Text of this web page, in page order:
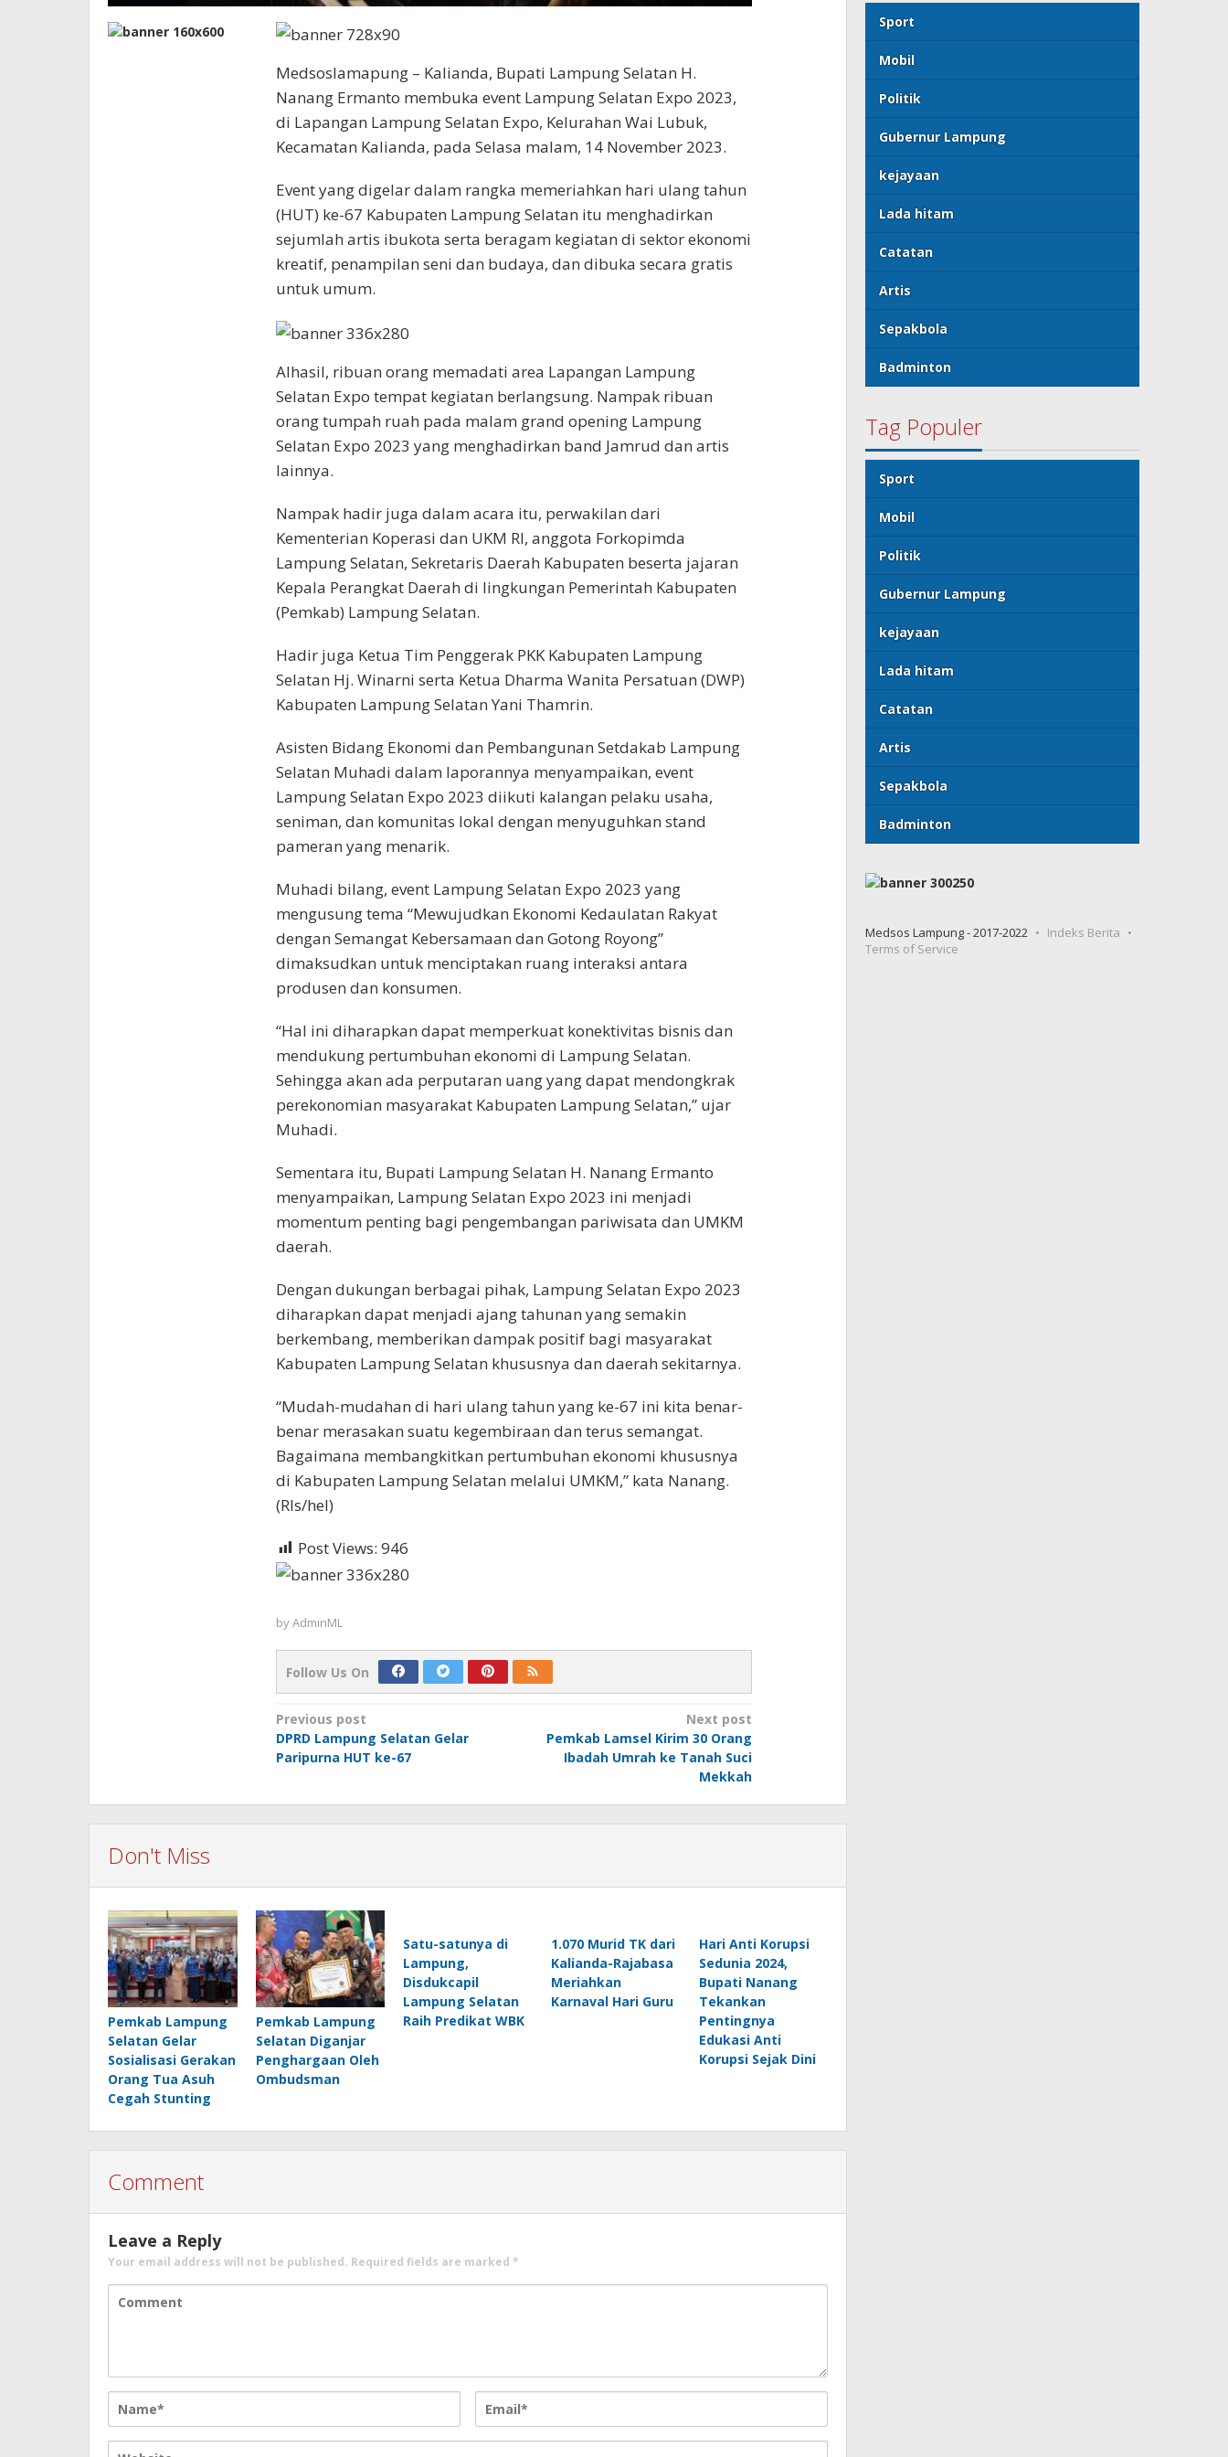
Medsoslamapung – Kalianda, Bupati Lampung Selatan H.
Nanang Ermanto membuka event Lampung Selatan Expo 2023,
di Lapangan Lampung Selatan Expo, Kelurahan Wai Lubuk,
Kecamatan Kalianda, pada Selasa malam, 14 November 2023.
Event yang digelar dalam rangka memeriahkan hari ulang tahun
(HUT) ke-67 Kabupaten Lampung Selatan itu menghadirkan
sejumlah artis ibukota serta beragam kegiatan di sektor ekonomi
kreatif, penampilan seni dan budaya, dan dibuka secara gratis
untuk umum.
Alhasil, ribuan orang memadati area Lapangan Lampung
Selatan Expo tempat kegiatan berlangsung. Nampak ribuan
orang tumpah ruah pada malam grand opening Lampung
Selatan Expo 2023 yang menghadirkan band Jamrud dan artis
lainnya.
Nampak hadir juga dalam acara itu, perwakilan dari
Kementerian Koperasi dan UKM RI, anggota Forkopimda
Lampung Selatan, Sekretaris Daerah Kabupaten beserta jajaran
Kepala Perangkat Daerah di lingkungan Pemerintah Kabupaten
(Pemkab) Lampung Selatan.
Hadir juga Ketua Tim Penggerak PKK Kabupaten Lampung
Selatan Hj. Winarni serta Ketua Dharma Wanita Persatuan (DWP)
Kabupaten Lampung Selatan Yani Thamrin.
Asisten Bidang Ekonomi dan Pembangunan Setdakab Lampung
Selatan Muhadi dalam laporannya menyampaikan, event
Lampung Selatan Expo 2023 diikuti kalangan pelaku usaha,
seniman, dan komunitas lokal dengan menyuguhkan stand
pameran yang menarik.
Muhadi bilang, event Lampung Selatan Expo 2023 yang
mengusung tema “Mewujudkan Ekonomi Kedaulatan Rakyat
dengan Semangat Kebersamaan dan Gotong Royong”
dimaksudkan untuk menciptakan ruang interaksi antara
produsen dan konsumen.
“Hal ini diharapkan dapat memperkuat konektivitas bisnis dan
mendukung pertumbuhan ekonomi di Lampung Selatan.
Sehingga akan ada perputaran uang yang dapat mendongkrak
perekonomian masyarakat Kabupaten Lampung Selatan,” ujar
Muhadi.
Sementara itu, Bupati Lampung Selatan H. Nanang Ermanto
menyampaikan, Lampung Selatan Expo 2023 ini menjadi
momentum penting bagi pengembangan pariwisata dan UMKM
daerah.
Dengan dukungan berbagai pihak, Lampung Selatan Expo 2023
diharapkan dapat menjadi ajang tahunan yang semakin
berkembang, memberikan dampak positif bagi masyarakat
Kabupaten Lampung Selatan khususnya dan daerah sekitarnya.
“Mudah-mudahan di hari ulang tahun yang ke-67 ini kita benar-
benar merasakan suatu kegembiraan dan terus semangat.
Bagaimana membangkitkan pertumbuhan ekonomi khususnya
di Kabupaten Lampung Selatan melalui UMKM,” kata Nanang.
(Rls/hel)
Post Views: 946
byAdminML
Follow Us On
Post
navigation
Previous post
DPRD Lampung Selatan Gelar
Paripurna HUT ke-67
Next post
Pemkab Lamsel Kirim 30 Orang
Ibadah Umrah ke Tanah Suci
Mekkah
Don't Miss
Pemkab Lampung
Selatan Gelar
Sosialisasi Gerakan
Orang Tua Asuh
Cegah Stunting
Pemkab Lampung
Selatan Diganjar
Penghargaan Oleh
Ombudsman
Satu-satunya di
Lampung,
Disdukcapil
Lampung Selatan
Raih Predikat WBK
1.070 Murid TK dari
Kalianda-Rajabasa
Meriahkan
Karnaval Hari Guru
Hari Anti Korupsi
Sedunia 2024,
Bupati Nanang
Tekankan
Pentingnya
Edukasi Anti
Korupsi Sejak Dini
Comment
Leave a Reply
Your email address will not be published. Required fields are marked *
Sport
Mobil
Politik
Gubernur Lampung
kejayaan
Lada hitam
Catatan
Artis
Sepakbola
Badminton
Tag Populer
Sport
Mobil
Politik
Gubernur Lampung
kejayaan
Lada hitam
Catatan
Artis
Sepakbola
Badminton
Medsos Lampung - 2017-2022
Indeks Berita
Terms of Service